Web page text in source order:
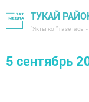
ТУКАЙ
"Якты юл" газетасы
5 сентябрь